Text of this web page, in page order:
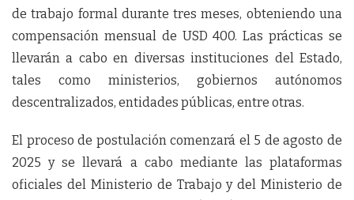
de trabajo formal durante tres meses, obteniendo una
compensación mensual de USD 400. Las prácticas se
llevarán a cabo en diversas instituciones del Estado,
tales como ministerios, gobiernos autónomos
descentralizados, entidades públicas, entre otras.
El proceso de postulación comenzará el 5 de agosto de
2025 y se llevará a cabo mediante las plataformas
oficiales del Ministerio de Trabajo y del Ministerio de